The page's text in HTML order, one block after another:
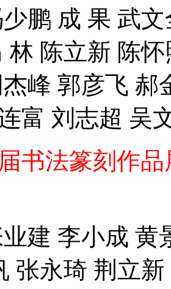
鹏 成 果 武
林 陈立新 陈怀
峰 郭彦飞 郝
富 刘志超 吴
书法篆刻作
建 李小成 黄
张永琦 荆立